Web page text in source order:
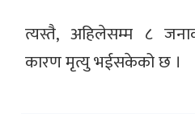
त्यस्तै, अहिलेसम्म ८
कारण मृत्यु भईसकेको छ ।